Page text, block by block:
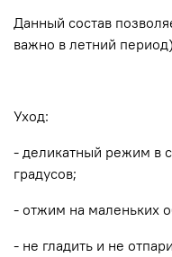
Данный состав
важно в летний
Уход:
- деликатный режим в
градусов;
- отжим на маленьких
- не гладить и не